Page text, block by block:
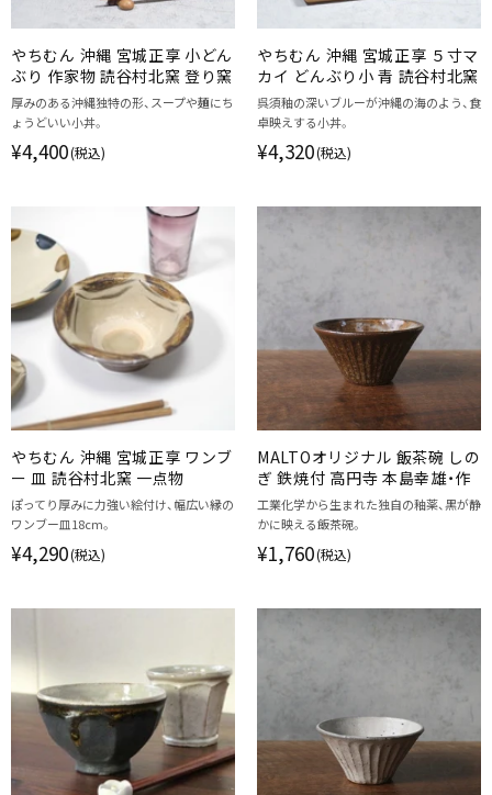
やちむん 沖縄 宮城正享 小どん
ぶり 作家物 読谷村北窯 登り窯
厚みのある沖縄独特の形、スープや麺にち
ょうどいい小丼。
¥4,400(税込)
やちむん 沖縄 宮城正享 ５寸マ
カイ どんぶり小 青 読谷村北窯
呉須釉の深いブルーが沖縄の海のよう、食
卓映えする小丼。
¥4,320(税込)
やちむん 沖縄 宮城正享 ワンブ
ー 皿 読谷村北窯 一点物
ぽってり厚みに力強い絵付け、幅広い縁の
ワンブー皿18cm。
¥4,290(税込)
MALTOオリジナル 飯茶碗 しの
ぎ 鉄焼付 高円寺 本島幸雄・作
工業化学から生まれた独自の釉薬、黒が静
かに映える飯茶碗。
¥1,760(税込)